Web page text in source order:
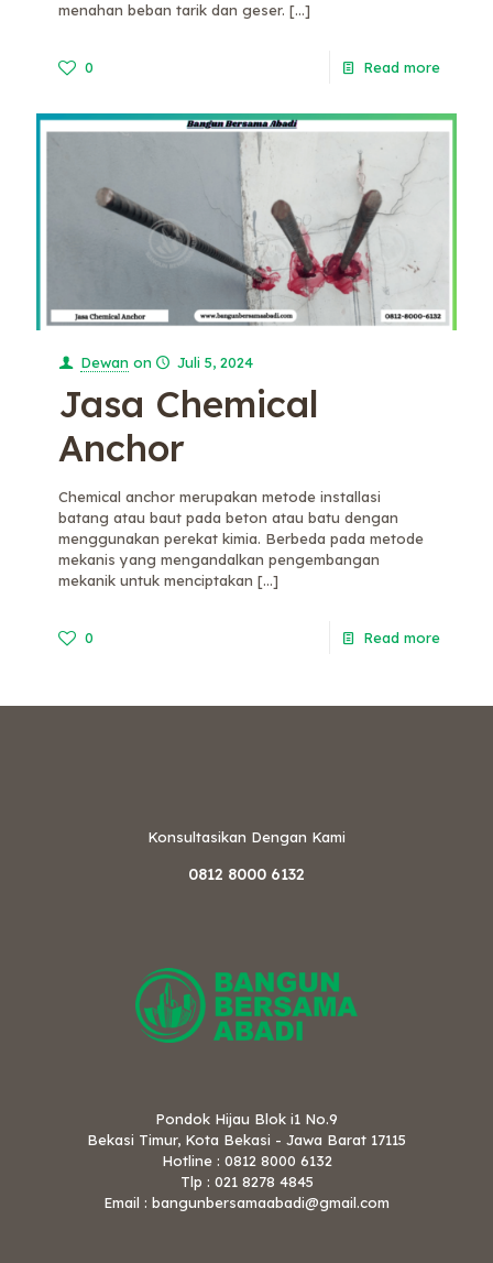
menahan beban tarik dan geser. […]
0 Read more
Dewan on Juli 5, 2024
Jasa Chemical
Anchor
Chemical anchor merupakan metode installasi
batang atau baut pada beton atau batu dengan
menggunakan perekat kimia. Berbeda pada metode
mekanis yang mengandalkan pengembangan
mekanik untuk menciptakan […]
0 Read more
Konsultasikan Dengan Kami
0812 8000 6132
Pondok Hijau Blok i1 No.9
Bekasi Timur, Kota Bekasi - Jawa Barat 17115
Hotline : 0812 8000 6132
Tlp : 021 8278 4845
Email : bangunbersamaabadi@gmail.com